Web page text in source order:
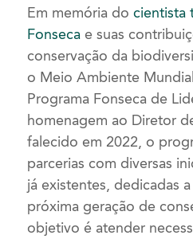
Em memória docientista
Fonseca e suas
conservação da
o Meio Ambiente
Programa Fonseca de
homenagem ao Diretor
falecido em 2022, o
parcerias com diversas
já existentes, dedicadas
próxima geração de
objetivo é atender